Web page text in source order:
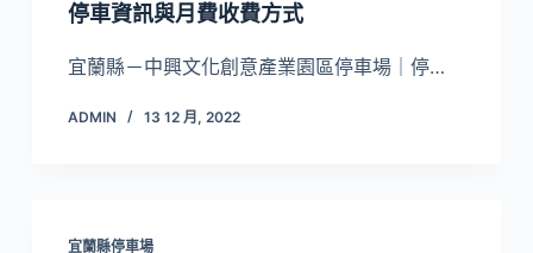
停車資訊與月費收費方式
宜蘭縣－中興文化創意產業園區停車場｜停…
ADMIN 13 12 月, 2022
宜蘭縣停車場